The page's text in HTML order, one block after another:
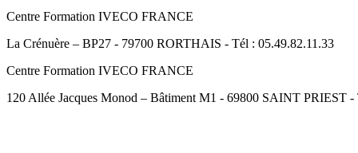
Centre Formation IVECO FRANCE
La Crénuère – BP27 - 79700 RORTHAIS - Tél : 05.49.82.11.33
Centre Formation IVECO FRANCE
120 Allée Jacques Monod – Bâtiment M1 - 69800 SAINT PRIEST